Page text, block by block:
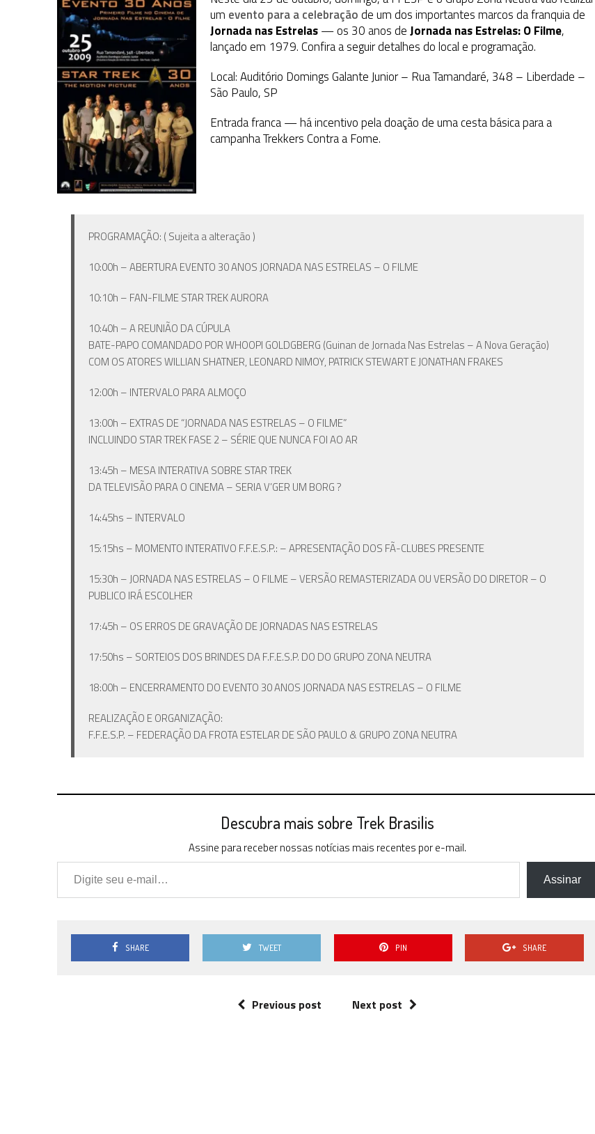
31 DE JULHO DE 2026 GRANDES JORNADAS | QUATRO EPISÓDIOS DESTAR TREKSOBRE DIFERENTES PONTOS DE VISTA
31 DE JULHO DE 2026 BOX DELUXE DO ANO 5 DACOLEÇÃO TREK BRASILIS JÁ DISPONÍVEL EM PRÉ-VENDA!
6 DE AGOSTO DE 2026 | NOVA TEMPORADA DETHE CENTER SEAT , SÉRIE DOCUMENTAL DESTAR TREK, CHEGA EM 8 DE SETEMBRO
um evento para a celebraçãode um dos importantes marcos da franquia de
Jornada nas Estrelas— os 30 anos deJornada nas Estrelas: O Filme,
lançado em 1979. Confira a seguir detalhes do local e programação.
Local: Auditório Domings Galante Junior – Rua Tamandaré, 348 – Liberdade –
São Paulo, SP
Entrada franca — há incentivo pela doação de uma cesta básica para a
campanha Trekkers Contra a Fome.
PROGRAMAÇÃO: ( Sujeita a alteração )
10:00h – ABERTURA EVENTO 30 ANOS JORNADA NAS ESTRELAS – O FILME
10:10h – FAN-FILME STAR TREK AURORA
10:40h – A REUNIÃO DA CÚPULA
BATE-PAPO COMANDADO POR WHOOPI GOLDGBERG (Guinan de Jornada Nas Estrelas – A Nova Geração)
COM OS ATORES WILLIAN SHATNER, LEONARD NIMOY, PATRICK STEWART E JONATHAN FRAKES
12:00h – INTERVALO PARA ALMOÇO
13:00h – EXTRAS DE “JORNADA NAS ESTRELAS – O FILME”
INCLUINDO STAR TREK FASE 2 – SÉRIE QUE NUNCA FOI AO AR
13:45h – MESA INTERATIVA SOBRE STAR TREK
DA TELEVISÃO PARA O CINEMA – SERIA V’GER UM BORG ?
14:45hs – INTERVALO
15:15hs – MOMENTO INTERATIVO F.F.E.S.P.: – APRESENTAÇÃO DOS FÃ-CLUBES PRESENTE
15:30h – JORNADA NAS ESTRELAS – O FILME – VERSÃO REMASTERIZADA OU VERSÃO DO DIRETOR – O
PUBLICO IRÁ ESCOLHER
17:45h – OS ERROS DE GRAVAÇÃO DE JORNADAS NAS ESTRELAS
17:50hs – SORTEIOS DOS BRINDES DA F.F.E.S.P. DO DO GRUPO ZONA NEUTRA
18:00h – ENCERRAMENTO DO EVENTO 30 ANOS JORNADA NAS ESTRELAS – O FILME
REALIZAÇÃO E ORGANIZAÇÃO:
F.F.E.S.P. – FEDERAÇÃO DA FROTA ESTELAR DE SÃO PAULO & GRUPO ZONA NEUTRA
Descubra mais sobre Trek Brasilis
Assine para receber nossas notícias mais recentes por e-mail.
Digite seu e-mail…
Assinar
SHARE TWEET PIN SHARE
Previous post Next post